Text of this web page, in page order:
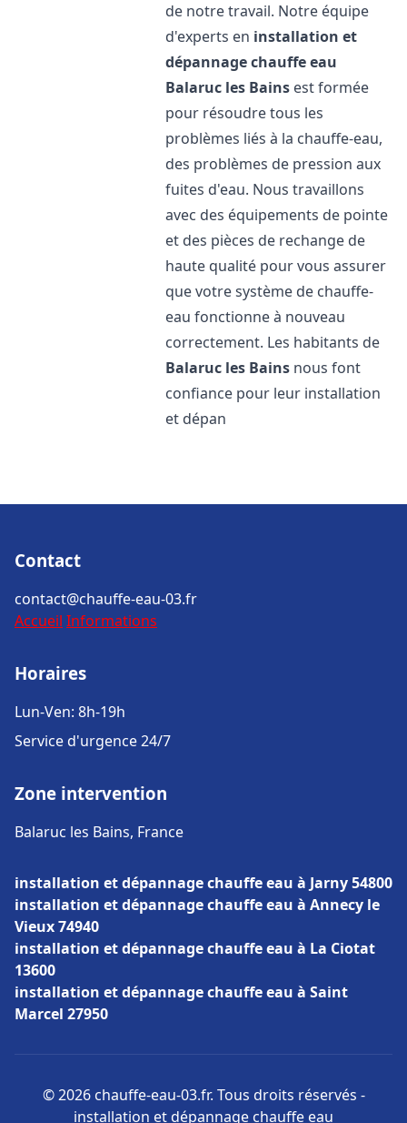
de notre travail. Notre équipe
d'experts en installation et
dépannage chauffe eau
Balaruc les Bains est formée
pour résoudre tous les
problèmes liés à la chauffe-eau,
des problèmes de pression aux
fuites d'eau. Nous travaillons
avec des équipements de pointe
et des pièces de rechange de
haute qualité pour vous assurer
que votre système de chauffe-
eau fonctionne à nouveau
correctement. Les habitants de
Balaruc les Bains nous font
confiance pour leur installation
et dépan
Contact
contact@chauffe-eau-03.fr
Accueil Informations
Horaires
Lun-Ven: 8h-19h
Service d'urgence 24/7
Zone intervention
Balaruc les Bains, France
installation et dépannage chauffe eau à Jarny 54800
installation et dépannage chauffe eau à Annecy le
Vieux 74940
installation et dépannage chauffe eau à La Ciotat
13600
installation et dépannage chauffe eau à Saint
Marcel 27950
© 2026 chauffe-eau-03.fr. Tous droits réservés -
installation et dépannage chauffe eau